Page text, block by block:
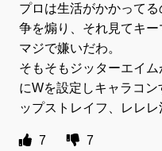
プロは生活がかかって
争を煽り、それ見てキ
マジで嫌いだわ。
そもそもジッターエイ
にWを設定しキャラコ
ップストレイフ、レレレ
7 7